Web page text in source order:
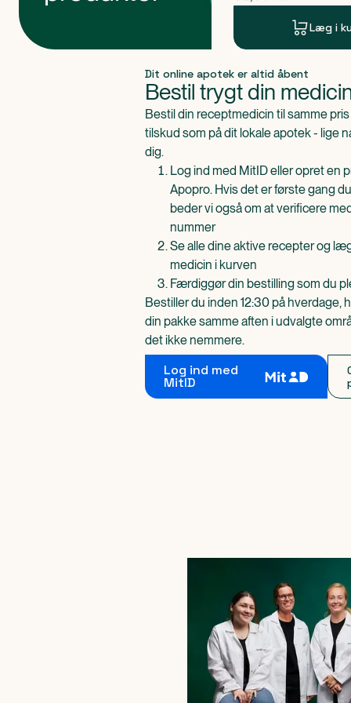
Læg i
Dit online apotek er altid åbent
Bestil trygt din
Bestil din receptmedicin til samme
tilskud som på dit lokale apotek - lige
dig.
Log ind med MitID eller opret en
Apopro. Hvis det er første gang
beder vi også om at verificere
nummer
Se alle dine aktive recepter og
medicin i kurven
Færdiggør din bestilling som du
Bestiller du inden 12:30 på hverdage,
din pakke samme aften i udvalgte
det ikke nemmere.
Log ind med
MitID